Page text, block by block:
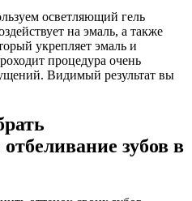
осветляющий гель
на эмаль, а также
укрепляет эмаль и
процедура очень
Видимый результат вы
зубов в